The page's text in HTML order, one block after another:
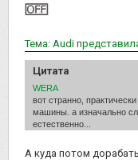
Тема: Audi
Цитата
WERA
вот странно,
машины. а изначально
естественно...
А куда потом